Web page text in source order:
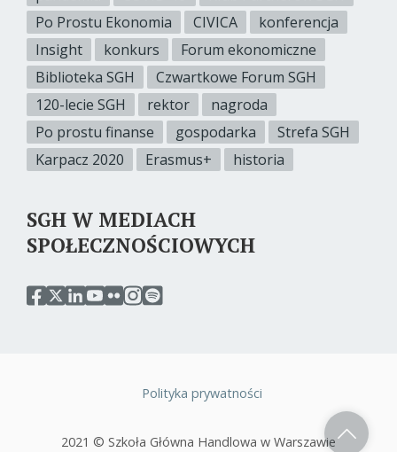
Po Prostu Ekonomia
CIVICA
konferencja
Insight
konkurs
Forum ekonomiczne
Biblioteka SGH
Czwartkowe Forum SGH
120-lecie SGH
rektor
nagroda
Po prostu finanse
gospodarka
Strefa SGH
Karpacz 2020
Erasmus+ historia
SGH W MEDIACH
SPOŁECZNOŚCIOWYCH
przejdź
przejdź
przejdź
przejdź
przejdź
przejdźprzejdź
Stopka
Polityka prywatności
2021 © Szkoła Główna Handlowa w Warszawie